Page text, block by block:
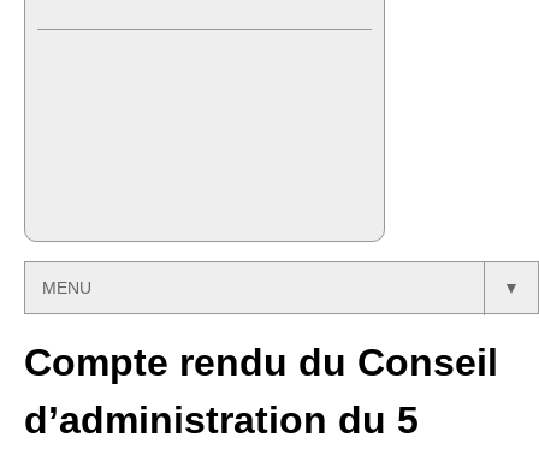
MENU ▼
Compte rendu du Conseil
d’administration du 5